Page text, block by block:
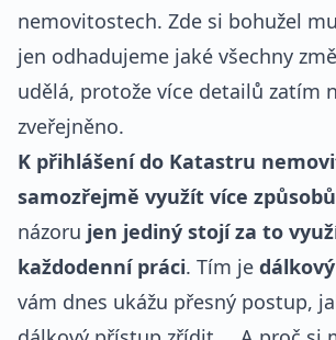
nemovitostech. Zde si bohužel
jen odhadujeme jaké všechny
udělá, protože více detailů zatím
zveřejněno.
K přihlášení do Katastru
samozřejmě využít více způsobů
názoru jen jediný stojí za to
každodenní práci. Tím je
vám dnes ukážu přesný postup,